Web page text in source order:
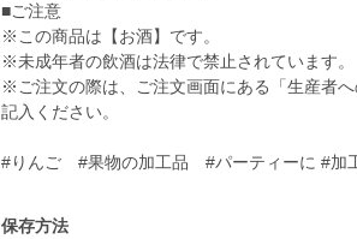
■ご注意
※この商品は【お酒】です。
※未成年者の飲酒は法律で禁止されています。
※ご注文の際は、ご注文画面にある「生産者
記入ください。
#りんご #果物の加工品 #パーティーに #加
保存方法